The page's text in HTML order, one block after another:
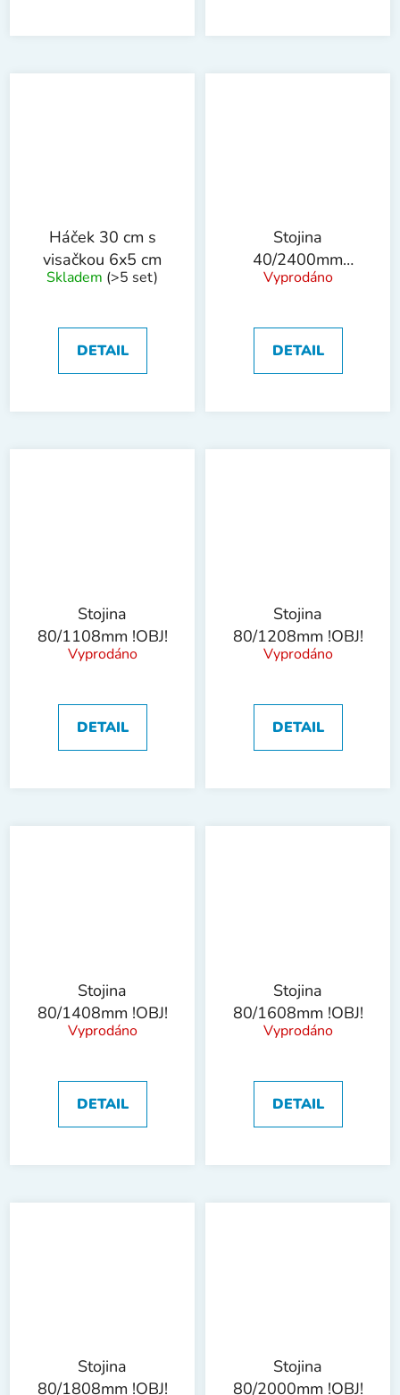
Háček 30 cm s
visačkou 6x5 cm
Skladem (>5 set)
DETAIL
Stojina
40/2400mm
kotvená !OBJ!
Vyprodáno
DETAIL
Stojina
80/1108mm !OBJ!
Vyprodáno
DETAIL
Stojina
80/1208mm !OBJ!
Vyprodáno
DETAIL
Stojina
80/1408mm !OBJ!
Vyprodáno
DETAIL
Stojina
80/1608mm !OBJ!
Vyprodáno
DETAIL
Stojina
80/1808mm !OBJ!
Stojina
80/2000mm !OBJ!